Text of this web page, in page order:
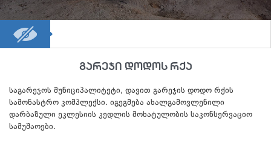
გარეჯი დოდოს რქა
საგარეჯოს მუნიციპალიტეტი, დავით გარეჯის დოდო რქის
სამონასტრო კომპლექსი. იგეგმება ახალგამოვლენილი
დარბაზული ეკლესიის კედლის მოხატულობის საკონსერვაციო
სამუშაოები.